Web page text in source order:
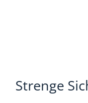
Strenge